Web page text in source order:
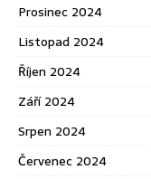
Prosinec 2024
Listopad 2024
Říjen 2024
Září 2024
Srpen 2024
Červenec 2024